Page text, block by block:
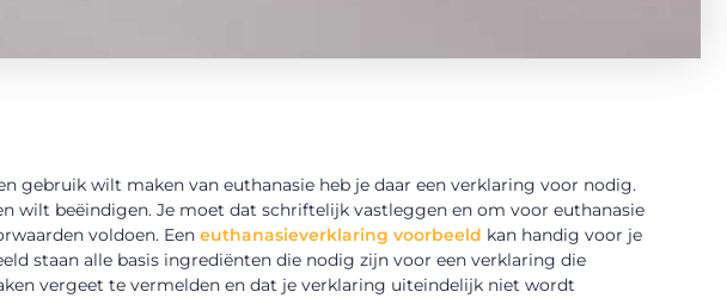
gebruik wilt maken van euthanasie heb je daar een verklaring voor nodig.
wilt beëindigen. Je moet dat schriftelijk vastleggen en om voor euthanasie
voldoen. Een euthanasieverklaring voorbeeld kan handig voor je
staan alle basis ingrediënten die nodig zijn voor een verklaring die
vergeet te vermelden en dat je verklaring uiteindelijk niet wordt